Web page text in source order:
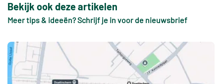
Bekijk ook deze artikelen
Meer tips & ideeën? Schrijf je in voor de nieuwsbrief